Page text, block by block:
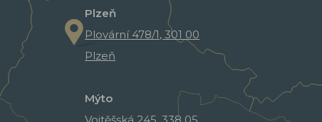
Plzeň
Plovární 478/1, 301 00
Plzeň
Mýto